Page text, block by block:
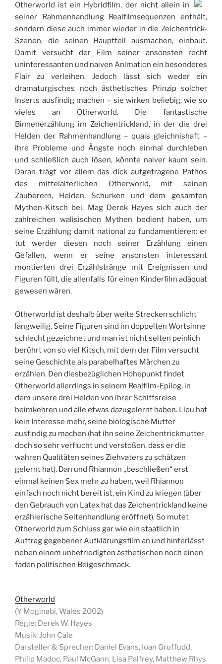
Otherworld ist ein Hybridfilm, der nicht allein in
seiner Rahmenhandlung Realfilmsequenzen enthält,
sondern diese auch immer wieder in die Zeichentrick-
Szenen, die seinen Hauptteil ausmachen, einbaut.
Damit versucht der Film seiner ansonsten recht
uninteressanten und naiven Animation ein besonderes
Flair zu verleihen. Jedoch lässt sich weder ein
dramaturgisches noch ästhetisches Prinzip solcher
Inserts ausfindig machen – sie wirken beliebig, wie so
vieles an Otherworld. Die fantastische
Binnenerzählung im Zeichentrickland, in der die drei
Helden der Rahmenhandlung – quais gleichnishaft –
ihre Probleme und Ängste noch einmal durchleben
und schließlich auch lösen, könnte naiver kaum sein.
Daran trägt vor allem das dick aufgetragene Pathos
des mittelalterlichen Otherworld, mit seinen
Zauberern, Helden, Schurken und dem gesamten
Mythen-Kitsch bei. Mag Derek Hayes sich auch der
zahlreichen walisischen Mythen bedient haben, um
seine Erzählung damit national zu fundamentieren: er
tut werder diesen noch seiner Erzählung einen
Gefallen, wenn er seine ansonsten interessant
montierten drei Erzählstränge mit Ereignissen und
Figuren füllt, die allenfalls für einen Kinderfilm adäquat
gewesen wären.
Otherworld ist deshalb über weite Strecken schlicht
langweilig. Seine Figuren sind im doppelten Wortsinne
schlecht gezeichnet und man ist nicht selten peinlich
berührt von so viel Kitsch, mit dem der Film versucht
seine Geschichte als parabelhaftes Märchen zu
erzählen. Den diesbezüglichen Höhepunkt findet
Otherworld allerdings in seinem Realfilm-Epilog, in
dem unsere drei Helden von ihrer Schiffsreise
heimkehren und alle etwas dazugelernt haben. Lleu hat
kein Interesse mehr, seine biologische Mutter
ausfindig zu machen (hat ihn seine Zeichentrickmutter
doch so sehr verflucht und verstoßen, dass er die
wahren Qualitäten seines Ziehvaters zu schätzen
gelernt hat). Dan und Rhiannon „beschließen“ erst
einmal keinen Sex mehr zu haben, weil Rhiannon
einfach noch nicht bereit ist, ein Kind zu kriegen (über
den Gebrauch von Latex hat das Zeichentrickland keine
erzählerische Seitenhandlung eröffnet). So mutet
Otherworld zum Schluss gar wie ein staatlich in
Auftrag gegebener Aufklärungsfilm an und hinterlässt
neben einem unbefriedigten ästhetischen noch einen
faden politischen Beigeschmack.
Otherworld
(Y Moginabi, Wales 2002)
Regie: Derek W. Hayes
Musik: John Cale
Darsteller & Sprecher: Daniel Evans, Ioan Gruffudd,
Philip Madoc, Paul McGann, Lisa Palfrey, Matthew Rhys